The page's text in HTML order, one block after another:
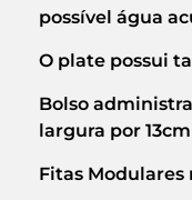
possível água
O plate possui
Bolso
largura por
Fitas